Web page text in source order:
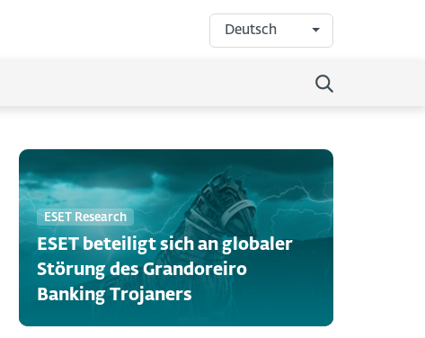
Deutsch
ESET Research
ESET beteiligt sich an globaler
Störung des Grandoreiro
Banking Trojaners